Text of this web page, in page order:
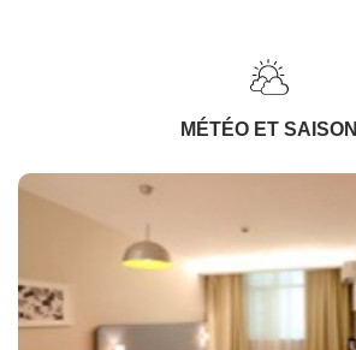
MÉTÉO ET SAISON